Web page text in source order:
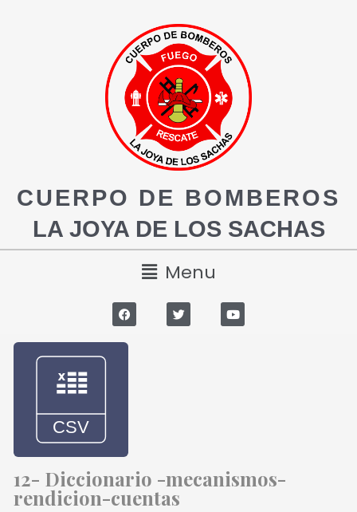
CUERPO DE BOMBEROS
LA JOYA DE LOS SACHAS
Menu
12- Diccionario -mecanismos-
rendicion-cuentas